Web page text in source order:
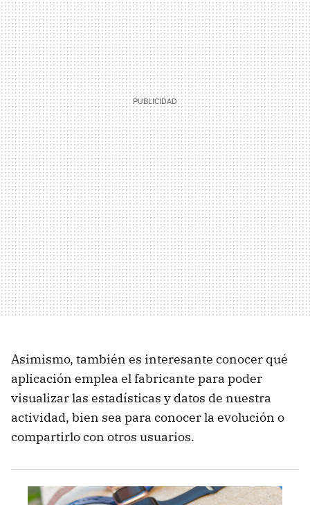
Asimismo, también es interesante conocer qué
aplicación emplea el fabricante para poder
visualizar las estadísticas y datos de nuestra
actividad, bien sea para conocer la evolución o
compartirlo con otros usuarios.